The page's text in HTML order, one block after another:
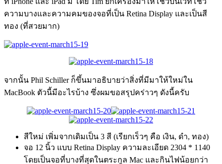
ความบางและความคมของจอที่เป็น Retina Display และเป็นสี
ทอง (ที่สวยมาก)
จากนั้น Phil Schiller ก็ขึ้นมาอธิบายว่าสิ่งที่มีมาให้ใหม่ใน
MacBook ตัวนี้มีอะไรบ้าง ซึ่งผมขอสรุปคร่าวๆ ดังนี้ครับ
สีใหม่ เพิ่มจากเดิมเป็น 3 สี (เรียกเร็วๆ คือ เงิน, ดำ, ทอง)
จอ 12 นิ้ว แบบ Retina Display ความละเอียด 2304 * 1140
โดยเป็นจอที่บางที่สุดในตระกูล Mac และกินไฟน้อยกว่า